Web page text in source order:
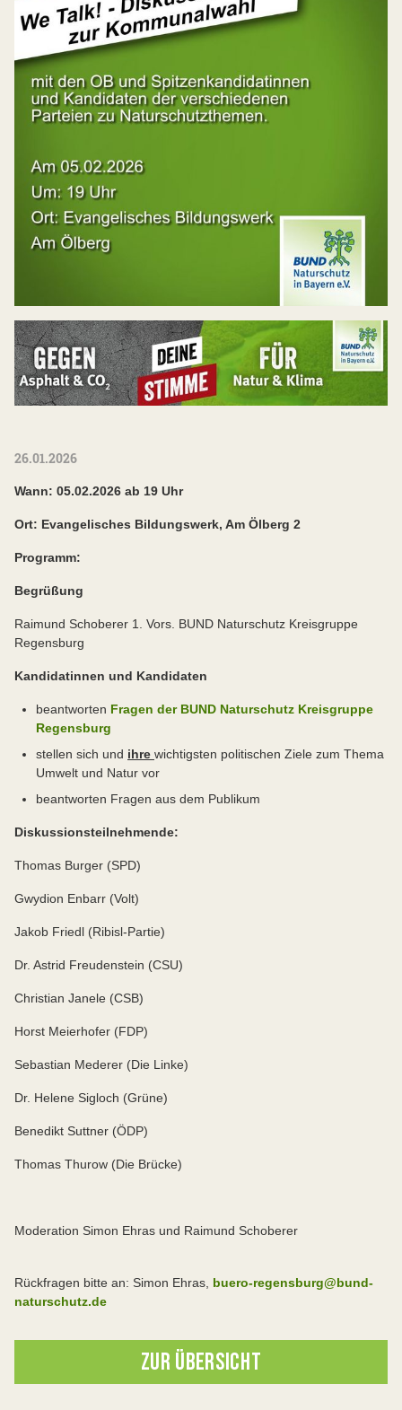
26.01.2026
Wann: 05.02.2026 ab 19 Uhr
Ort: Evangelisches Bildungswerk, Am Ölberg 2
Programm:
Begrüßung
Raimund Schoberer 1. Vors. BUND Naturschutz Kreisgruppe
Regensburg
Kandidatinnen und Kandidaten
beantworten Fragen der BUND Naturschutz Kreisgruppe
Regensburg
stellen sich und ihre wichtigsten politischen Ziele zum Thema
Umwelt und Natur vor
beantworten Fragen aus dem Publikum
Diskussionsteilnehmende:
Thomas Burger (SPD)
Gwydion Enbarr (Volt)
Jakob Friedl (Ribisl-Partie)
Dr. Astrid Freudenstein (CSU)
Christian Janele (CSB)
Horst Meierhofer (FDP)
Sebastian Mederer (Die Linke)
Dr. Helene Sigloch (Grüne)
Benedikt Suttner (ÖDP)
Thomas Thurow (Die Brücke)
Moderation Simon Ehras und Raimund Schoberer
Rückfragen bitte an: Simon Ehras, buero-regensburg@bund-
naturschutz.de
ZUR ÜBERSICHT